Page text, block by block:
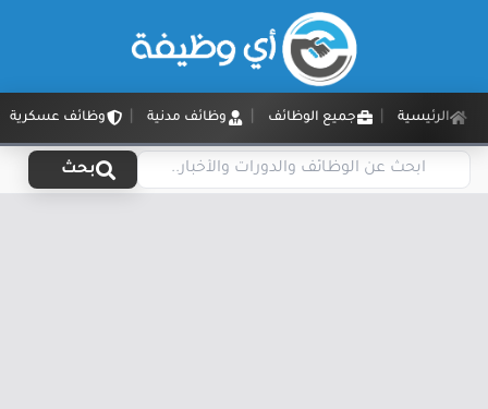
الرئيسية جميع الوظائف وظائف مدنية وظائف عسكرية
بحث